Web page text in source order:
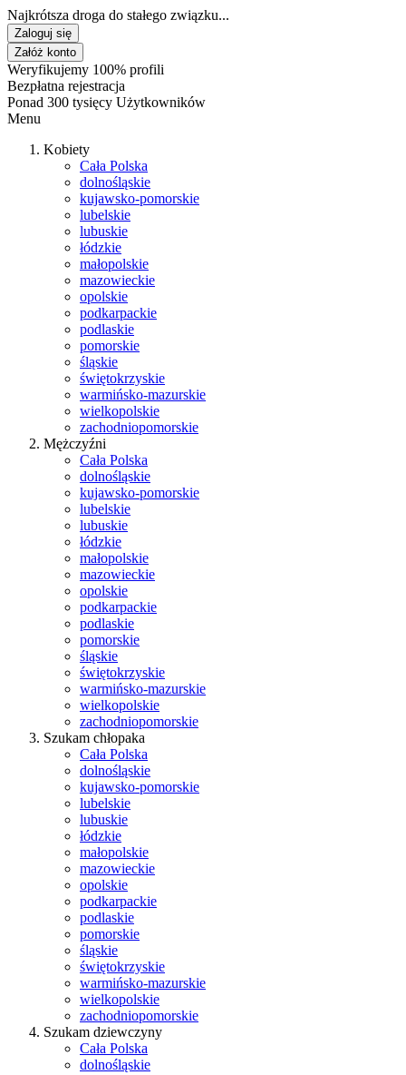
Najkrótsza droga do stałego związku...
Zaloguj się
Załóż konto
Weryfikujemy 100% profili
Bezpłatna rejestracja
Ponad 300 tysięcy Użytkowników
Menu
Kobiety
Cała Polska
dolnośląskie
kujawsko-pomorskie
lubelskie
lubuskie
łódzkie
małopolskie
mazowieckie
opolskie
podkarpackie
podlaskie
pomorskie
śląskie
świętokrzyskie
warmińsko-mazurskie
wielkopolskie
zachodniopomorskie
Mężczyźni
Cała Polska
dolnośląskie
kujawsko-pomorskie
lubelskie
lubuskie
łódzkie
małopolskie
mazowieckie
opolskie
podkarpackie
podlaskie
pomorskie
śląskie
świętokrzyskie
warmińsko-mazurskie
wielkopolskie
zachodniopomorskie
Szukam chłopaka
Cała Polska
dolnośląskie
kujawsko-pomorskie
lubelskie
lubuskie
łódzkie
małopolskie
mazowieckie
opolskie
podkarpackie
podlaskie
pomorskie
śląskie
świętokrzyskie
warmińsko-mazurskie
wielkopolskie
zachodniopomorskie
Szukam dziewczyny
Cała Polska
dolnośląskie